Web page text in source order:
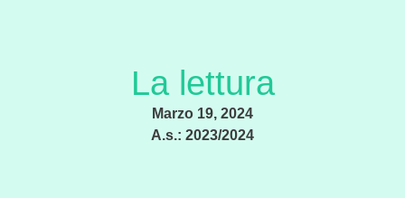
La lettura
Marzo 19, 2024
A.s.: 2023/2024